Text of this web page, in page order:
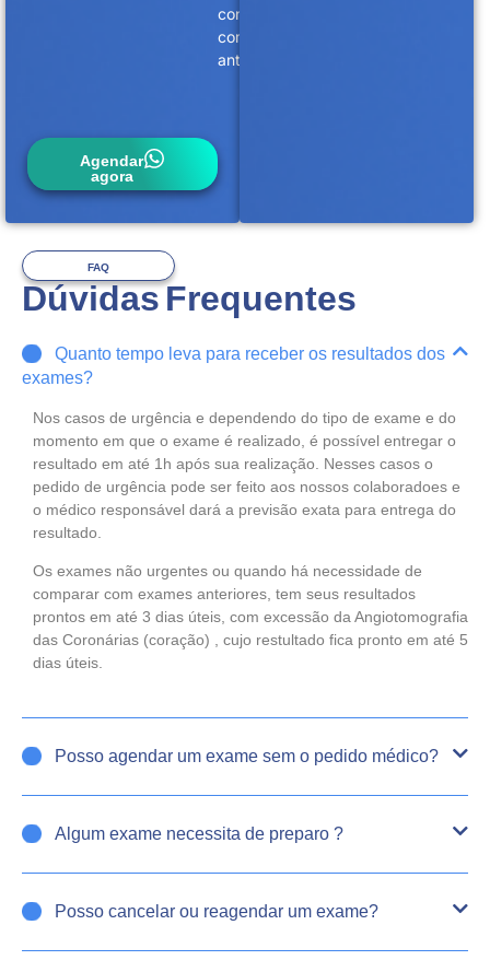
conosco
com
antecedência.
Agendar
agora
FAQ
Dúvidas Frequentes
Quanto tempo leva para receber os resultados dos
exames?
Nos casos de urgência e dependendo do tipo de exame e do
momento em que o exame é realizado, é possível entregar o
resultado em até 1h após sua realização. Nesses casos o
pedido de urgência pode ser feito aos nossos colaboradoes e
o médico responsável dará a previsão exata para entrega do
resultado.
Os exames não urgentes ou quando há necessidade de
comparar com exames anteriores, tem seus resultados
prontos em até 3 dias úteis, com excessão da Angiotomografia
das Coronárias (coração) , cujo restultado fica pronto em até 5
dias úteis.
Posso agendar um exame sem o pedido médico?
Algum exame necessita de preparo ?
Posso cancelar ou reagendar um exame?